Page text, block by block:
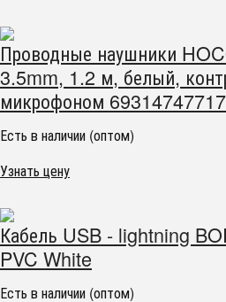
Проводные наушники
3.5mm, 1.2 м, белый,
микрофоном
Есть в наличии (оптом)
Узнать цену
Кабель USB - lightning
PVC White
Есть в наличии (оптом)